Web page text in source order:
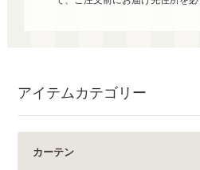
アイテムカテゴリー
カーテン